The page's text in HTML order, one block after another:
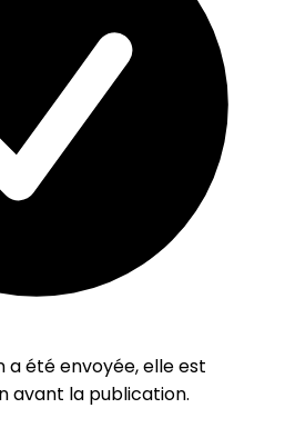
été envoyée, elle est
avant la publication.